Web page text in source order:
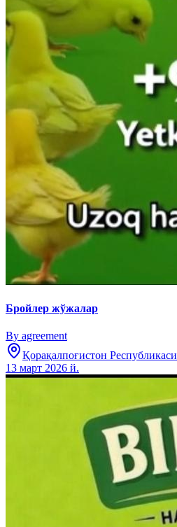
Бройлер жўжалар
By agreement
Қорақалпоғистон Республикаси
13 март 2026 й.